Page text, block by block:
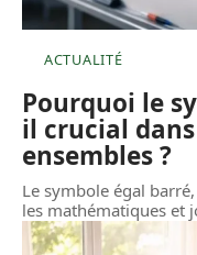
ACTUALITÉ
Pourquoi le
il crucial
ensembles ?
Le symbole égal
les mathématiques et